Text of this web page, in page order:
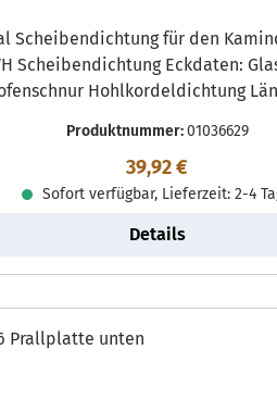
für den Kaminofen ABC 7H
Eckdaten: Glasdichtung,
Hohlkordeldichtung
Produktnummer:01036629
Regulärer Preis:
39,92 €
Sofort verfügbar, Lieferzeit: 2-4
Details